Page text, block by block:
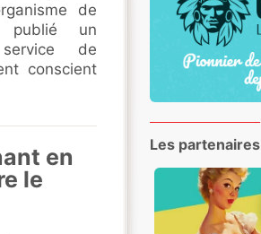
de
publié un
de
conscient
en
le
Les partenaires